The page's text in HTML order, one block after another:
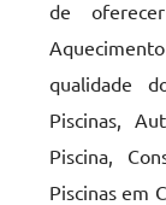
de
qualidade
Piscinas,
Piscina,
Piscinas em